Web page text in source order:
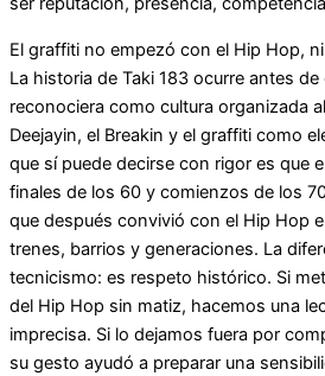
El graffiti no empezó con el Hip Hop,
La historia de Taki 183 ocurre antes
reconociera como cultura organizada
Deejayin, el Breakin y el graffiti como
que sí puede decirse con rigor es que
finales de los 60 y comienzos de los
que después convivió con el Hip Hop
trenes, barrios y generaciones. La
tecnicismo: es respeto histórico. Si
del Hip Hop sin matiz, hacemos una
imprecisa. Si lo dejamos fuera por
su gesto ayudó a preparar una